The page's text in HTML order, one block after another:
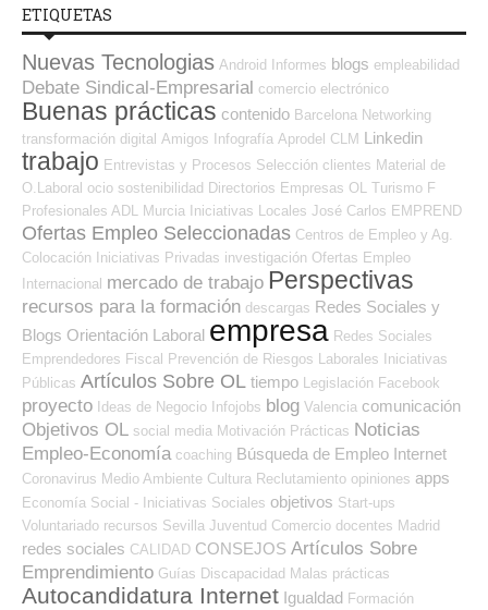
ETIQUETAS
Nuevas Tecnologias Android Informes blogs empleabilidad
Debate Sindical-Empresarial comercio electrónico
Buenas prácticas contenido Barcelona Networking
transformación digital Amigos Infografía Aprodel CLM Linkedin
trabajo Entrevistas y Procesos Selección clientes Material de
O.Laboral ocio sostenibilidad Directorios Empresas OL Turismo F
Profesionales ADL
Murcia Iniciativas Locales José Carlos EMPREND
Ofertas Empleo Seleccionadas Centros de Empleo y Ag.
Colocación
Iniciativas Privadas investigación Ofertas Empleo
Internacional mercado de trabajo Perspectivas
recursos para la formación descargas Redes Sociales y
Blogs Orientación Laboral empresa Redes Sociales
Emprendedores Fiscal Prevención de Riesgos Laborales
Iniciativas
Públicas Artículos Sobre OL tiempo Legislación Facebook
proyecto Ideas de Negocio Infojobs blog Valencia comunicación
Objetivos OL social media Motivación Prácticas Noticias
Empleo-Economía coaching Búsqueda de Empleo Internet
Coronavirus Medio Ambiente Cultura Reclutamiento opiniones apps
Economía Social - Iniciativas Sociales objetivos Start-ups
Voluntariado recursos Sevilla Juventud Comercio docentes Madrid
redes sociales CALIDAD CONSEJOS Artículos Sobre
Emprendimiento Guías Discapacidad Malas prácticas
Autocandidatura Internet Igualdad Formación